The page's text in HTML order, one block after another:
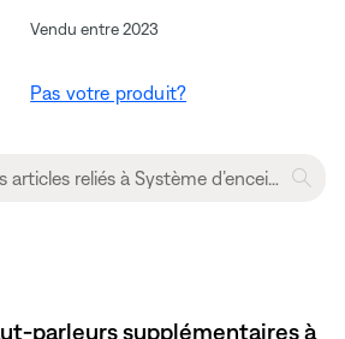
Vendu entre 2023
Pas votre produit?
parleurs supplémentaires à